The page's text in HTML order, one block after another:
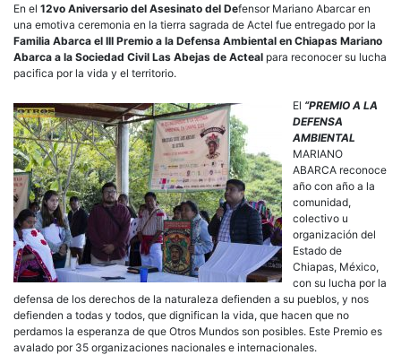
son
en
por
e
III
En el 12vo Aniversario del Asesinato del Defensor Mariano Abarcar en
una emotiva ceremonia en la tierra sagrada de Actel fue entregado por la
Familia Abarca el III Premio a la Defensa Ambiental en Chiapas Mariano
Abarca a la Sociedad Civil Las Abejas de Acteal para reconocer su lucha
pacifica por la vida y el territorio.
El “PREMIO A LA
DEFENSA
AMBIENTAL
MARIANO
ABARCA reconoce
año con año a la
comunidad,
colectivo u
organización del
Estado de
Chiapas, México,
con su lucha por la
defensa de los derechos de la naturaleza defienden a su pueblos, y nos
defienden a todas y todos, que dignifican la vida, que hacen que no
perdamos la esperanza de que Otros Mundos son posibles. Este Premio es
avalado por 35 organizaciones nacionales e internacionales.